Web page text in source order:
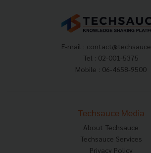
E-mail :
Tel : 02-001-5375
Mobile : 06-4658-9500
Techsauce Media
About Techsauce
Techsauce Services
Privacy Policy